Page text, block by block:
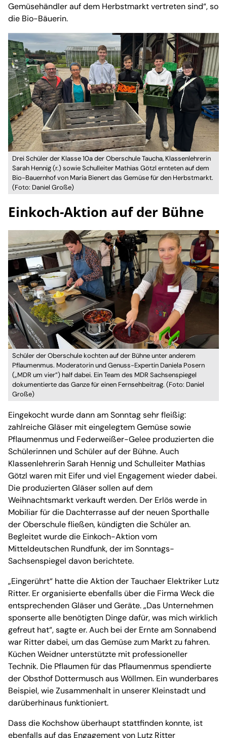
Gemüsehändler auf dem Herbstmarkt vertreten sind“, so
die Bio-Bäuerin.
Drei Schüler der Klasse 10a der Oberschule Taucha, Klassenlehrerin
Sarah Hennig (r.) sowie Schulleiter Mathias Götzl ernteten auf dem
Bio-Bauernhof von Maria Bienert das Gemüse für den Herbstmarkt.
(Foto: Daniel Große)
Einkoch-Aktion auf der Bühne
Schüler der Oberschule kochten auf der Bühne unter anderem
Pflaumenmus. Moderatorin und Genuss-Expertin Daniela Posern
(„MDR um vier”) half dabei. Ein Team des MDR Sachsenspiegel
dokumentierte das Ganze für einen Fernsehbeitrag. (Foto: Daniel
Große)
Eingekocht wurde dann am Sonntag sehr fleißig:
zahlreiche Gläser mit eingelegtem Gemüse sowie
Pflaumenmus und Federweißer-Gelee produzierten die
Schülerinnen und Schüler auf der Bühne. Auch
Klassenlehrerin Sarah Hennig und Schulleiter Mathias
Götzl waren mit Eifer und viel Engagement wieder dabei.
Die produzierten Gläser sollen auf dem
Weihnachtsmarkt verkauft werden. Der Erlös werde in
Mobiliar für die Dachterrasse auf der neuen Sporthalle
der Oberschule fließen, kündigten die Schüler an.
Begleitet wurde die Einkoch-Aktion vom
Mitteldeutschen Rundfunk, der im Sonntags-
Sachsenspiegel davon berichtete.
„Eingerührt“ hatte die Aktion der Tauchaer Elektriker Lutz
Ritter. Er organisierte ebenfalls über die Firma Weck die
entsprechenden Gläser und Geräte. „Das Unternehmen
sponserte alle benötigten Dinge dafür, was mich wirklich
gefreut hat“, sagte er. Auch bei der Ernte am Sonnabend
war Ritter dabei, um das Gemüse zum Markt zu fahren.
Küchen Weidner unterstützte mit professioneller
Technik. Die Pflaumen für das Pflaumenmus spendierte
der Obsthof Dottermusch aus Wöllmen. Ein wunderbares
Beispiel, wie Zusammenhalt in unserer Kleinstadt und
darüberhinaus funktioniert.
Dass die Kochshow überhaupt stattfinden konnte, ist
ebenfalls auf das Engagement von Lutz Ritter